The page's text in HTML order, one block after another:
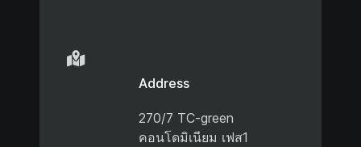
Address
270/7 TC-green
คอนโดมิเนียม เฟส1